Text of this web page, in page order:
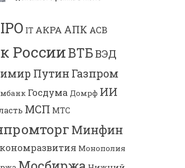
IPO IT АКРА АПК АСВ
РоссииВТБВЭД
Путин Газпром
Госдума Домрф ИИ
МСП МТС
Минфин
Монополия